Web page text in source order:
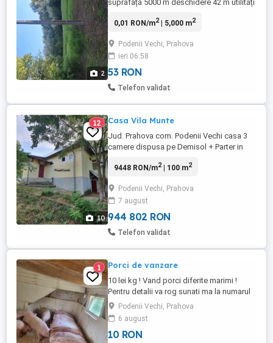
2
suprafață 5000 m deschidere 42 m utilități
negociabil
0,01 RON/m2| 5,000 m2
Podenii Vechi, Prahova
ieri 06:58
53 RON
Telefon validat
10
12 Casa Vila Munte
Jud. Prahova com. Podenii Vechi casa 3
camere dispusa pe Demisol + Parter in
lemn izolata exterior cu polistiren, incalzire
centrala termica, o camara si crama, iar la
parter avem un living spatios cu zona
pentru servit masa, ...
9448 RON/m2| 100 m2
Podenii Vechi, Prahova
7 august
944 802 RON
Telefon validat
1 Porci de vanzare
10 lei kg ! Vand porci diferite marimi !
Pentru detalii va rog sunati ma la numarul
de telefon Asiguram transport la nevoie .
Locatie Podenii Vechi Prahova.
Podenii Vechi, Prahova
6 august
10 RON